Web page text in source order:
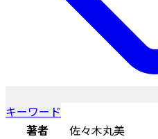
キーワード
著者
佐々木丸美